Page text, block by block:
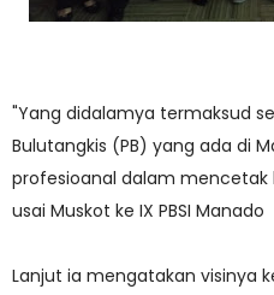
"Yang didalamya termaksud
Bulutangkis (PB) yang ada di
profesioanal dalam
usai Muskot ke IX PBSI Manado
Lanjut ia mengatakan visinya